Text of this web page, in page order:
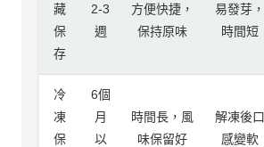
藏
保
存
2-3
週
方便快捷，
保持原味
易發芽，
時間短
冷
凍
保
6個
月
以
時間長，風
味保留好
解凍後口
感變軟